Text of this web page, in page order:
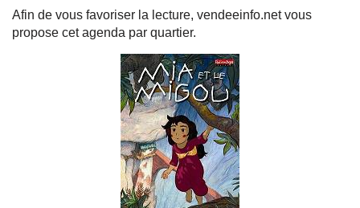
Afin de vous favoriser la lecture, vendeeinfo.net vous
propose cet agenda par quartier.